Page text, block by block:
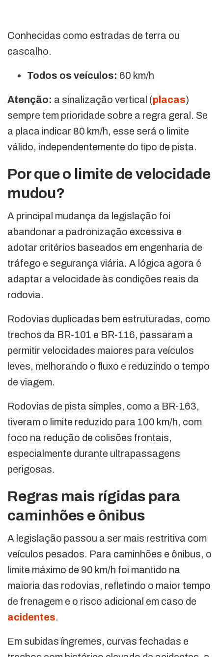
Conhecidas como estradas de terra ou
cascalho.
Todos os veículos: 60 km/h
Atenção: a sinalização vertical (placas)
sempre tem prioridade sobre a regra geral. Se
a placa indicar 80 km/h, esse será o limite
válido, independentemente do tipo de pista.
Por que o limite de velocidade
mudou?
A principal mudança da legislação foi
abandonar a padronização excessiva e
adotar critérios baseados em engenharia de
tráfego e segurança viária. A lógica agora é
adaptar a velocidade às condições reais da
rodovia.
Rodovias duplicadas bem estruturadas, como
trechos da BR-101 e BR-116, passaram a
permitir velocidades maiores para veículos
leves, melhorando o fluxo e reduzindo o tempo
de viagem.
Rodovias de pista simples, como a BR-163,
tiveram o limite reduzido para 100 km/h, com
foco na redução de colisões frontais,
especialmente durante ultrapassagens
perigosas.
Regras mais rígidas para
caminhões e ônibus
A legislação passou a ser mais restritiva com
veículos pesados. Para caminhões e ônibus, o
limite máximo de 90 km/h foi mantido na
maioria das rodovias, refletindo o maior tempo
de frenagem e o risco adicional em caso de
acidentes.
Em subidas íngremes, curvas fechadas e